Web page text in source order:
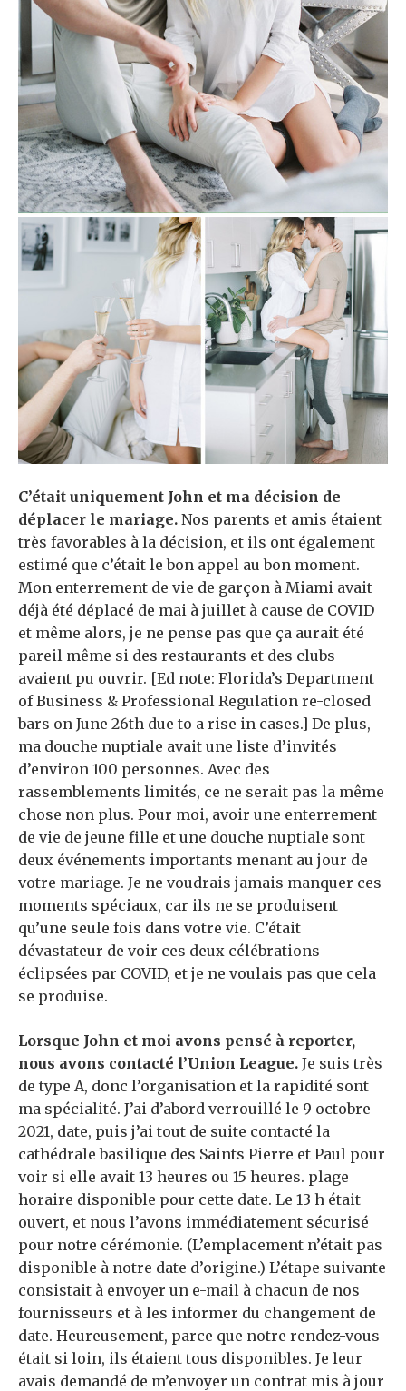
C’était uniquement John et ma décision de
déplacer le mariage. Nos parents et amis étaient
très favorables à la décision, et ils ont également
estimé que c’était le bon appel au bon moment.
Mon enterrement de vie de garçon à Miami avait
déjà été déplacé de mai à juillet à cause de COVID
et même alors, je ne pense pas que ça aurait été
pareil même si des restaurants et des clubs
avaient pu ouvrir. [Ed note: Florida’s Department
of Business & Professional Regulation re-closed
bars on June 26th due to a rise in cases.] De plus,
ma douche nuptiale avait une liste d’invités
d’environ 100 personnes. Avec des
rassemblements limités, ce ne serait pas la même
chose non plus. Pour moi, avoir une enterrement
de vie de jeune fille et une douche nuptiale sont
deux événements importants menant au jour de
votre mariage. Je ne voudrais jamais manquer ces
moments spéciaux, car ils ne se produisent
qu’une seule fois dans votre vie. C’était
dévastateur de voir ces deux célébrations
éclipsées par COVID, et je ne voulais pas que cela
se produise.
Lorsque John et moi avons pensé à reporter,
nous avons contacté l’Union League. Je suis très
de type A, donc l’organisation et la rapidité sont
ma spécialité. J’ai d’abord verrouillé le 9 octobre
2021, date, puis j’ai tout de suite contacté la
cathédrale basilique des Saints Pierre et Paul pour
voir si elle avait 13 heures ou 15 heures. plage
horaire disponible pour cette date. Le 13 h était
ouvert, et nous l’avons immédiatement sécurisé
pour notre cérémonie. (L’emplacement n’était pas
disponible à notre date d’origine.) L’étape suivante
consistait à envoyer un e-mail à chacun de nos
fournisseurs et à les informer du changement de
date. Heureusement, parce que notre rendez-vous
était si loin, ils étaient tous disponibles. Je leur
avais demandé de m’envoyer un contrat mis à jour